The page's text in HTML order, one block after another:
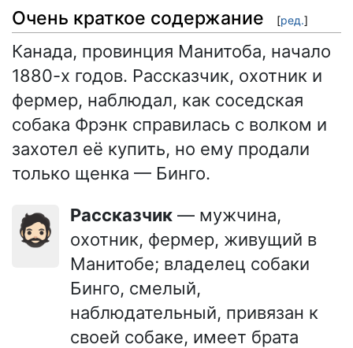
Очень краткое содержание [ред.]
Канада, провинция Манитоба, начало
1880-х годов. Рассказчик, охотник и
фермер, наблюдал, как соседская
собака Фрэнк справилась с волком и
захотел её купить, но ему продали
только щенка — Бинго.
🧔🏻 Рассказчик — мужчина,
охотник, фермер, живущий в
Манитобе; владелец собаки
Бинго, смелый,
наблюдательный, привязан к
своей собаке, имеет брата